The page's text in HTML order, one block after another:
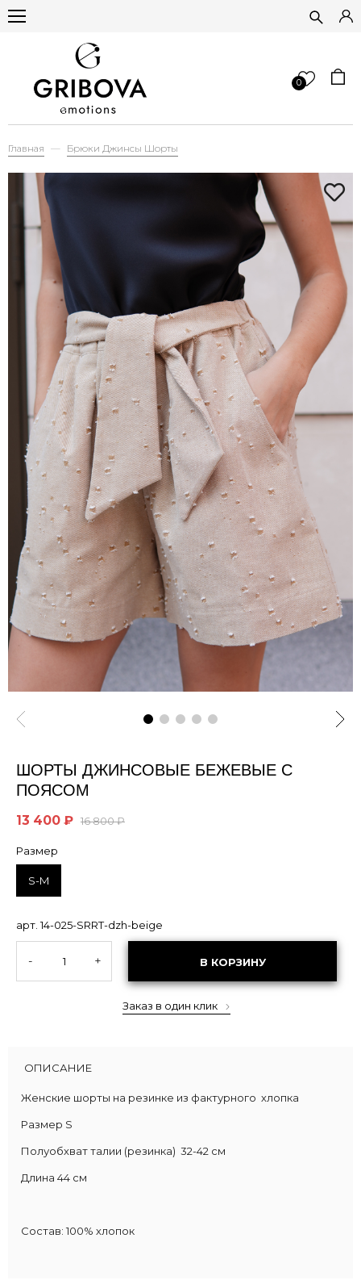
0
Главная Брюки Джинсы Шорты
ШОРТЫ ДЖИНСОВЫЕ БЕЖЕВЫЕ С
ПОЯСОМ
13 400 ₽ 16 800 ₽
Размер
S-M
арт. 14-025-SRRT-dzh-beige
- + В КОРЗИНУ
Заказ в один клик
ОПИСАНИЕ
Женские шорты на резинке из фактурного хлопка
Размер S
Полуобхват талии (резинка) 32-42 см
Длина 44 см
Состав: 100% хлопок